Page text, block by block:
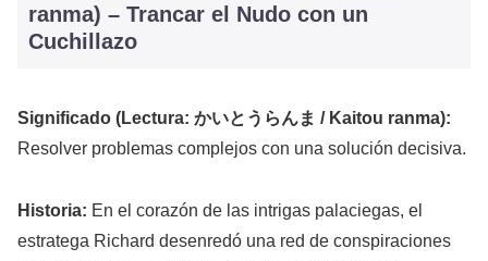
ranma) – Trancar el Nudo con un
Cuchillazo
Significado (Lectura: かいとうらんま / Kaitou ranma):
Resolver problemas complejos con una solución decisiva.
Historia: En el corazón de las intrigas palaciegas, el
estratega Richard desenredó una red de conspiraciones